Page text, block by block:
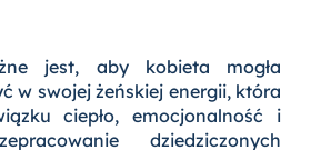
jest, aby kobieta mogła
w swojej żeńskiej energii, która
ciepło, emocjonalność i
dziedziczonych